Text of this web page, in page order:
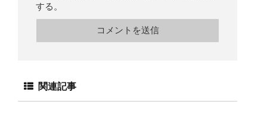
する。
関連記事